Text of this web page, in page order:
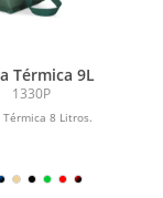
Térmica 9L
1330P
Térmica 8 Litros.